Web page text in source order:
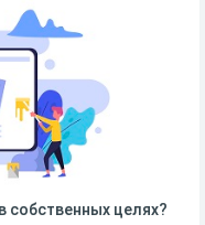
собственных целях?